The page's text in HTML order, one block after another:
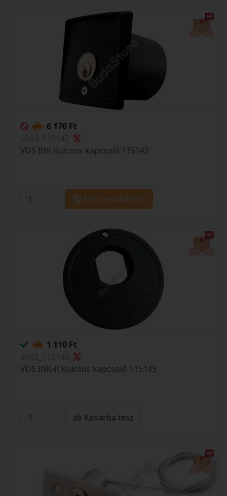
6 170 Ft
VDS INK Kulcsos kapcsoló 115142
Nem rendelhető
1 110 Ft
VDS INK-R Kulcsos kapcsoló 115143
Kosárba tesz